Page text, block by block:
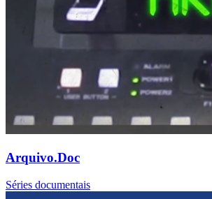
Arquivo.Doc
Séries documentais